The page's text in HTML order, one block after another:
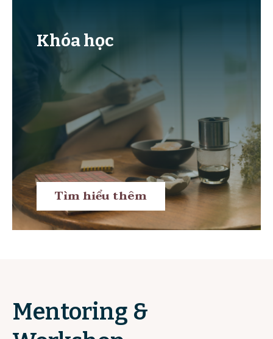
Khóa học
Tìm hiểu thêm
Mentoring &